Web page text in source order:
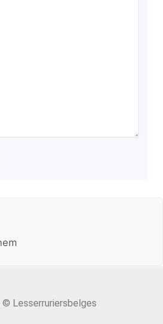
© Lesserruriersbelges